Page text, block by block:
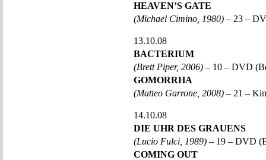
HEAVEN’S GATE
(Michael Cimino, 1980) – 23 –
13.10.08
BACTERIUM
(Brett Piper, 2006) – 10 – DVD
GOMORRHA
(Matteo Garrone, 2008) – 21 –
14.10.08
DIE UHR DES GRAUENS
(Lucio Fulci, 1989) – 19 – DVD
COMING OUT